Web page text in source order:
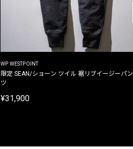
WP WESTPOINT
限定 SEAN/ショーン ツイル 裾リブイージーパン
ツ
¥31,900